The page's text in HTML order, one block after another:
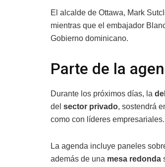
El alcalde de Ottawa, Mark
mientras que el embajador
Gobierno dominicano.
Parte de la
Durante los próximos días, la
del sector privado, sostendrá
como con líderes empresariales.
La agenda incluye paneles
además de una mesa redonda